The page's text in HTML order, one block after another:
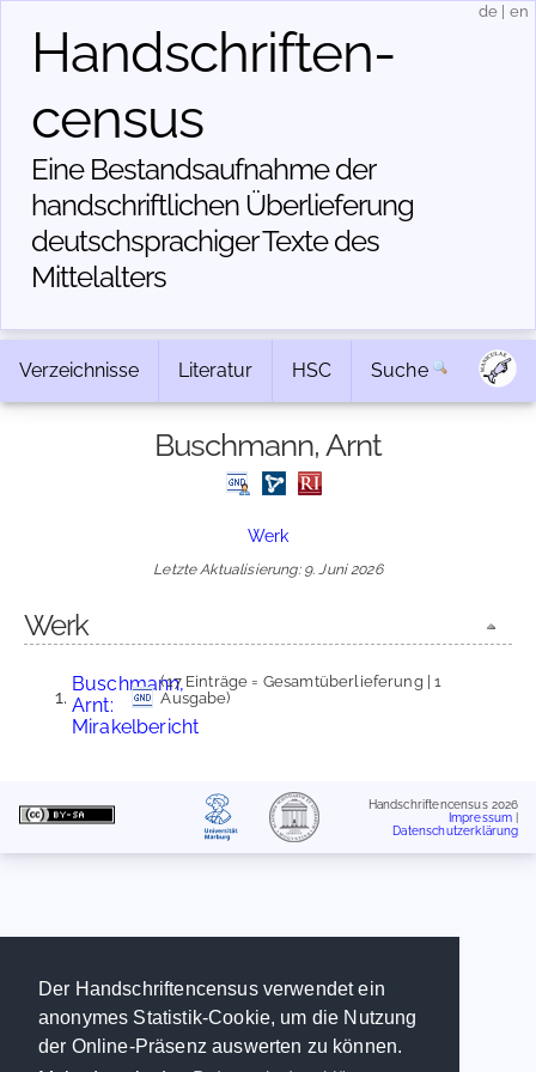
Der Handschriftencensus verwendet ein
anonymes Statistik-Cookie, um die Nutzung
der Online-Präsenz auswerten zu können.
Handschriften­
census
Eine Bestandsaufnahme der
handschriftlichen Über­lieferung
deutschsprachiger Texte des
Mittelalters
de en
Verzeichnisse Literatur HSC Suche
Buschmann, Arnt
Werk
Letzte Aktualisierung: 9. Juni 2026
Werk
Buschmann,
Arnt:
Mirakelbericht
(17 Einträge = Gesamtüberlieferung | 1
Ausgabe)
Handschriftencensus 2026
Impressum
Datenschutzerklärung